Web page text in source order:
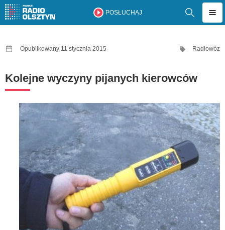
POSŁUCHAJ
Opublikowany 11 stycznia 2015 Radiowóz
Kolejne wyczyny pijanych kierowców